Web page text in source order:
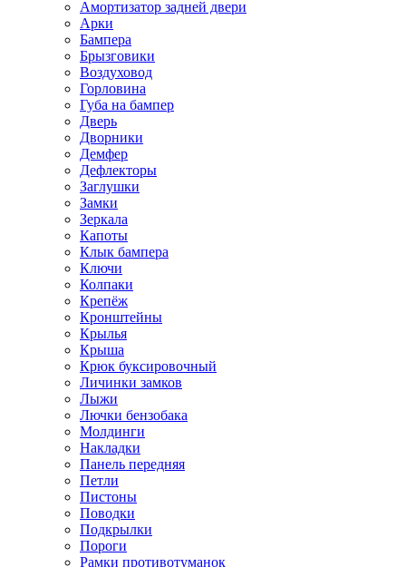
Амортизатор задней двери
Арки
Бампера
Брызговики
Воздуховод
Горловина
Губа на бампер
Дверь
Дворники
Демфер
Дефлекторы
Заглушки
Замки
Зеркала
Капоты
Клык бампера
Ключи
Колпаки
Крепёж
Кронштейны
Крылья
Крыша
Крюк буксировочный
Личинки замков
Лыжи
Лючки бензобака
Молдинги
Накладки
Панель передняя
Петли
Пистоны
Поводки
Подкрылки
Пороги
Рамки противотуманок